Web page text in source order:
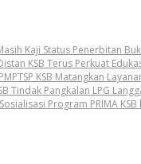
Kaji Status Penerbitan
KSB Terus Perkuat
KSB Matangkan
Tindak Pangkalan LPG
Program PRIMA KSB